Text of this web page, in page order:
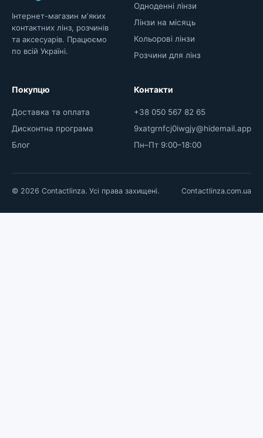
Інтернет-магазин мʼяких
контактних лінз, розчинів
та аксесуарів. Працюємо
по всій Україні.
Одноденні лінзи
Лінзи на місяць
Кольорові лінзи
Розчини для лінз
Покупцю
Доставка та оплата
Дисконтна програма
Блог
Контакти
+38 050 567 82 65
9xatgrnfcj0iwgjy@hidemail.app
Пн–Пт 9:00–18:00
© 2026 Contactlinza. Усі права захищені. Contactlinza.com.ua